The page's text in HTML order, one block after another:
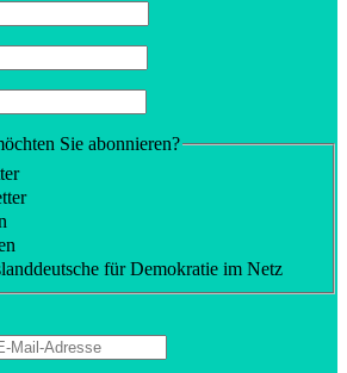
Sie abonnieren?
für Demokratie im Netz